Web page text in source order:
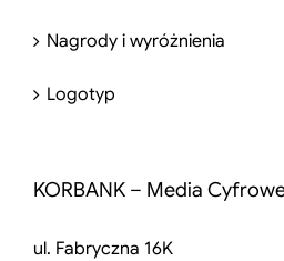
Nagrody i wyróżnienia
Logotyp
KORBANK – Media
ul. Fabryczna 16K